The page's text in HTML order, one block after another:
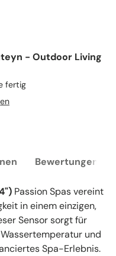
- Outdoor Living
fertig
Bewertungen (0)
Passion Spas vereint
in einem einzigen,
Sensor sorgt für
und
Spa-Erlebnis.